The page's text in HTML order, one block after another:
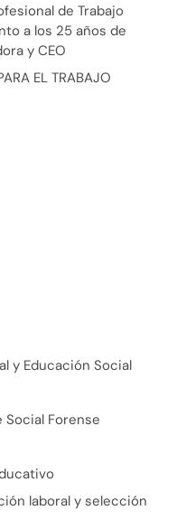
de Trabajo
a los 25 años de
y CEO
EL TRABAJO
y Educación Social
Social Forense
laboral y selección